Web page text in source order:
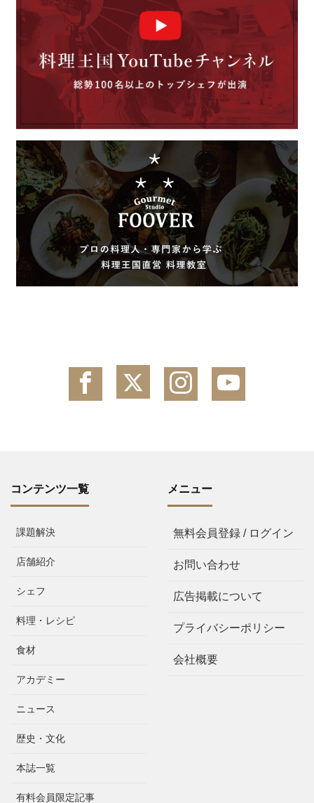
コンテンツ一覧
課題解決
店舗紹介
シェフ
料理・レシピ
食材
アカデミー
ニュース
歴史・文化
本誌一覧
有料会員限定記事
メニュー
無料会員登録 / ログイン
お問い合わせ
広告掲載について
プライバシーポリシー
会社概要